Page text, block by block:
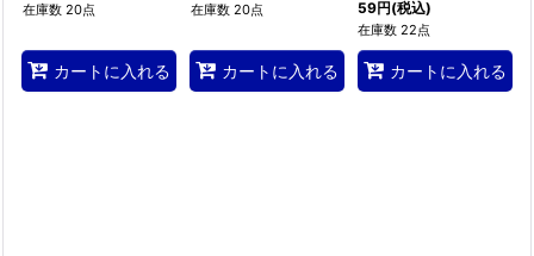
在庫数 20点
カートに入れる
在庫数 20点
カートに入れる
59円(税込)
在庫数 22点
カートに入れる